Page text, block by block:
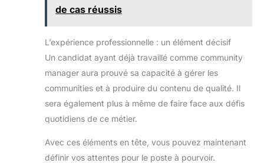
de cas réussis
L’expérience professionnelle : un élément décisif
Un candidat ayant déjà travaillé comme community
manager aura prouvé sa capacité à gérer les
communities et à produire du contenu de qualité. Il
sera également plus à même de faire face aux défis
quotidiens de ce métier.
Avec ces éléments en tête, vous pouvez maintenant
définir vos attentes pour le poste à pourvoir.